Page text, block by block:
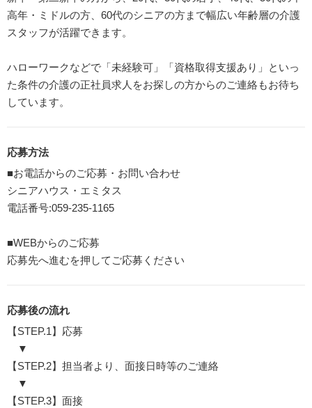
高年・ミドルの方、60代のシニアの方まで幅広い年齢層の介護
スタッフが活躍できます。
ハローワークなどで「未経験可」「資格取得支援あり」といっ
た条件の介護の正社員求人をお探しの方からのご連絡もお待ち
しています。
応募方法
■お電話からのご応募・お問い合わせ
シニアハウス・エミタス
電話番号:059-235-1165
■WEBからのご応募
応募先へ進むを押してご応募ください
応募後の流れ
【STEP.1】応募
▼
【STEP.2】担当者より、面接日時等のご連絡
▼
【STEP.3】面接